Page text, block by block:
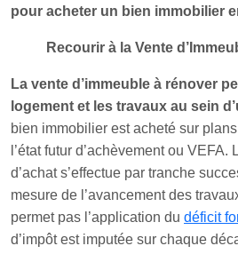
pour acheter un bien immobilier
Recourir à la Vente
La vente d’immeuble à rénover
logement et les travaux au sein
bien immobilier est acheté sur
l’état futur d’achèvement ou
d’achat s’effectue par tranche
mesure de l’avancement des
permet pas l’application du déficit
d’impôt est imputée sur chaque